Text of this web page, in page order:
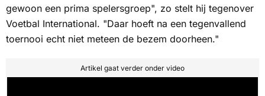
gewoon een prima spelersgroep", zo stelt hij tegenover
Voetbal International. "Daar hoeft na een tegenvallend
toernooi echt niet meteen de bezem doorheen."
Artikel gaat verder onder video